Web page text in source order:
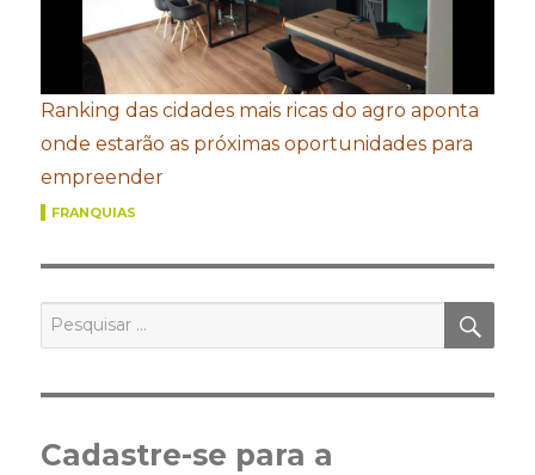
Ranking das cidades mais ricas do agro aponta
onde estarão as próximas oportunidades para
empreender
FRANQUIAS
por:
Cadastre-se para a